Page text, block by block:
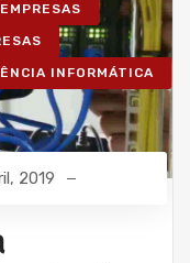
INFORMÁTICA
2019